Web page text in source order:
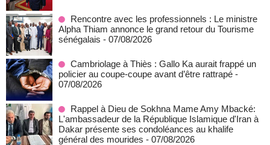
Rencontre avec les professionnels : Le ministre
Alpha Thiam annonce le grand retour du Tourisme
sénégalais - 07/08/2026
Cambriolage à Thiès : Gallo Ka aurait frappé un
policier au coupe-coupe avant d’être rattrapé -
07/08/2026
Rappel à Dieu de Sokhna Mame Amy Mbacké:
L'ambassadeur de la République Islamique d'Iran à
Dakar présente ses condoléances au khalife
général des mourides - 07/08/2026